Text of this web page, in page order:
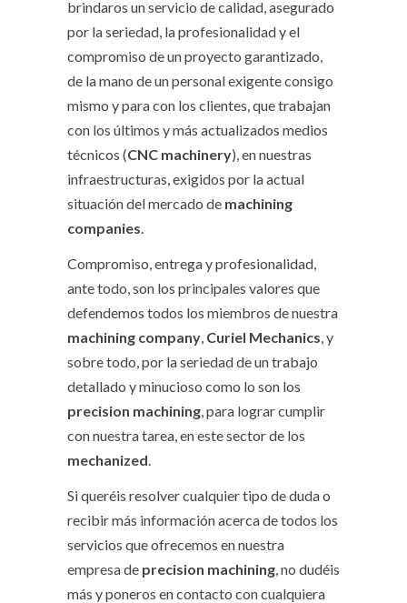
brindaros un servicio de calidad, asegurado
por la seriedad, la profesionalidad y el
compromiso de un proyecto garantizado,
de la mano de un personal exigente consigo
mismo y para con los clientes, que trabajan
con los últimos y más actualizados medios
técnicos (CNC machinery), en nuestras
infraestructuras, exigidos por la actual
situación del mercado de machining
companies.
Compromiso, entrega y profesionalidad,
ante todo, son los principales valores que
defendemos todos los miembros de nuestra
machining company, Curiel Mechanics, y
sobre todo, por la seriedad de un trabajo
detallado y minucioso como lo son los
precision machining, para lograr cumplir
con nuestra tarea, en este sector de los
mechanized.
Si queréis resolver cualquier tipo de duda o
recibir más información acerca de todos los
servicios que ofrecemos en nuestra
empresa de precision machining, no dudéis
más y poneros en contacto con cualquiera